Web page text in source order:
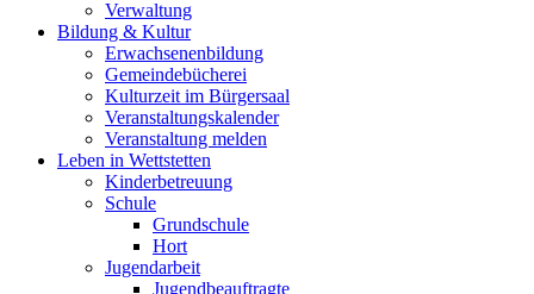
Verwaltung
Bildung & Kultur
Erwachsenenbildung
Gemeindebücherei
Kulturzeit im Bürgersaal
Veranstaltungskalender
Veranstaltung melden
Leben in Wettstetten
Kinderbetreuung
Schule
Grundschule
Hort
Jugendarbeit
Jugendbeauftragte